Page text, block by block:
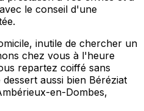
le conseil d'une
inutile de chercher un
chez vous à l'heure
repartez coiffé sans
aussi bien Béréziat
en-Dombes,